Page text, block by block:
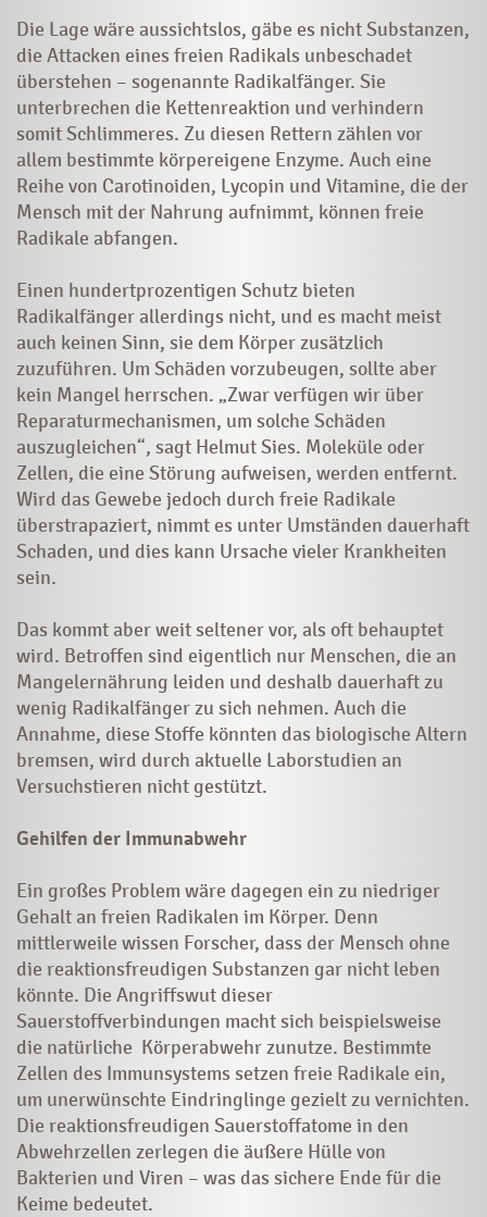
Die Lage wäre aussichtslos, gäbe es nicht Substanzen,
die Attacken eines freien Radikals unbeschadet
überstehen – sogenannte Radikalfänger. Sie
unterbrechen die Kettenreaktion und verhindern
somit Schlimmeres. Zu diesen Rettern zählen vor
allem bestimmte körpereigene Enzyme. Auch eine
Reihe von Carotinoiden, Lycopin und Vitamine, die der
Mensch mit der Nahrung aufnimmt, können freie
Radikale abfangen.
Einen hundertprozentigen Schutz bieten
Radikalfänger allerdings nicht, und es macht meist
auch keinen Sinn, sie dem Körper zusätzlich
zuzuführen. Um Schäden vorzubeugen, sollte aber
kein Mangel herrschen. „Zwar verfügen wir über
Reparaturmechanismen, um solche Schäden
auszugleichen“, sagt Helmut Sies. Moleküle oder
Zellen, die eine Störung aufweisen, werden entfernt.
Wird das Gewebe jedoch durch freie Radikale
überstrapaziert, nimmt es unter Umständen dauerhaft
Schaden, und dies kann Ursache vieler Krankheiten
sein.
Das kommt aber weit seltener vor, als oft behauptet
wird. Betroffen sind eigentlich nur Menschen, die an
Mangelernährung leiden und deshalb dauerhaft zu
wenig Radikalfänger zu sich nehmen. Auch die
Annahme, diese Stoffe könnten das biologische Altern
bremsen, wird durch aktuelle Laborstudien an
Versuchstieren nicht gestützt.
Gehilfen der Immunabwehr
Ein großes Problem wäre dagegen ein zu niedriger
Gehalt an freien Radikalen im Körper. Denn
mittlerweile wissen Forscher, dass der Mensch ohne
die reaktionsfreudigen Substanzen gar nicht leben
könnte. Die Angriffswut dieser
Sauerstoffverbindungen macht sich beispielsweise
die natürliche Körperabwehr zunutze. Bestimmte
Zellen des Immunsystems setzen freie Radikale ein,
um unerwünschte Eindringlinge gezielt zu vernichten.
Die reaktionsfreudigen Sauerstoffatome in den
Abwehrzellen zerlegen die äußere Hülle von
Bakterien und Viren – was das sichere Ende für die
Keime bedeutet.